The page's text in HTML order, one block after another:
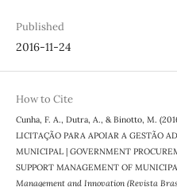
Published
2016-11-24
How to Cite
Cunha, F. A., Dutra, A., & Binotto, M.
LICITAÇÃO PARA APOIAR A GESTÃO
MUNICIPAL | GOVERNMENT
SUPPORT MANAGEMENT OF
Management and Innovation (Revista